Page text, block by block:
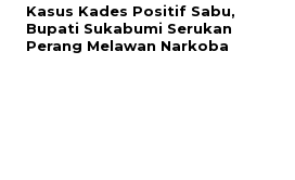
Kasus Kades Positif Sabu,
Bupati Sukabumi Serukan
Perang Melawan Narkoba